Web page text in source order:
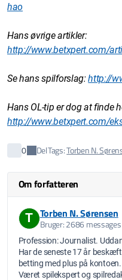
hao
Hans øvrige artikler:
http://www.betxpert.com/
Se hans spilforslag:http://
Hans OL-tip er dog at finde
http://www.betxpert.com/
0 DelTags:Torben N.
Om forfatteren
T Torben N. Sørensen
Bruger: 2686 messages
Profession: Journalist.
Har de seneste 17 år
betting med plus på kontoen.
Været spilekspert og